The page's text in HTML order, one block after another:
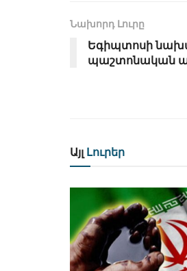
Նախորդ Լուրը
Եգիպտոսի
պաշտոնական
Այլ Լուրեր